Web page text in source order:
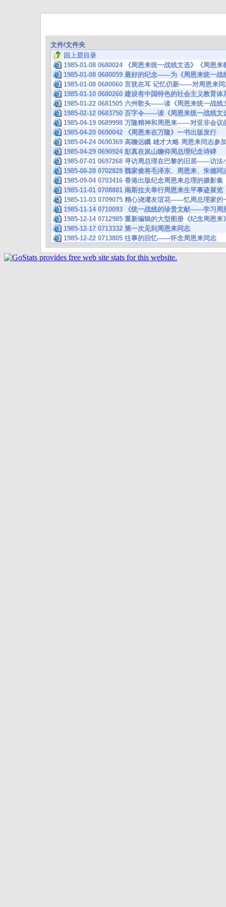
文件/文件夹
回上层目录
1985-01-08 0680024 《周恩来统一战线文选》《周恩来
1985-01-08 0680059 最好的纪念——为《周恩来统一战
1985-01-08 0680060 言犹在耳 记忆仍新——对周恩来
1985-01-10 0680260 建设有中国特色的社会主义教育
1985-01-22 0681505 六州歌头——读《周恩来统一战线
1985-02-12 0683750 百字令——读《周恩来统一战线文
1985-04-19 0689998 万隆精神和周恩来——对亚非会议
1985-04-20 0690042 《周恩来在万隆》一书出版发行
1985-04-24 0690369 高瞻远瞩 雄才大略 周恩来同志参
1985-04-29 0690924 彭真在岚山瞻仰周总理纪念诗碑
1985-07-01 0697268 寻访周总理在巴黎的旧居——访法
1985-08-28 0702828 魏家俊将毛泽东、周恩来、朱德
1985-09-04 0703416 香港出版纪念周恩来总理的摄影集
1985-11-01 0708881 南斯拉夫举行周恩来生平事迹展览
1985-11-03 0709075 精心浇灌友谊花——忆周总理家的
1985-11-14 0710093 《统一战线的珍贵文献——学习周
1985-12-14 0712985 重新编辑的大型图册《纪念周恩来
1985-12-17 0713332 第一次见到周恩来同志
1985-12-22 0713805 往事的回忆——怀念周恩来同志